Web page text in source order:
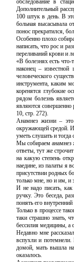
обследование в
Дополнительный
100 штук в день. В
больная высасывала
понос прекратился,
Особенно плохо
написать, что рос и
переливаний крови и
«В болезнях есть
наконец –
человеческого
инструмента, каким
коренятся глубокие
рядом болезнь
являются
10, стр. 272).
Анамнез жизни – это
окружающей средой.
уметь слушать и тогда
Мы собираем анамнез
ответы, тут же
на какую степень
наедине, из палаты я
присутствии родных
только мне, но и им, и
И не надо писать,
ручку. Это беседа,
понять его
Только в процессе
таки страшно знать,
бессилия медицины, а
Недавно мне
вспухли и потемнели.
домой, мать вышла на
оказалось.